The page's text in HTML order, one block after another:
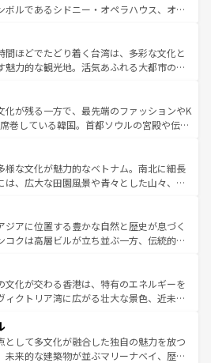
の多様性と豊かな歴史を感じることができ
イルだ。 なお、新着のアメリカ
ツ一覧を参照してほしい。
ラルドグリーンに輝く海をはじめ、豊かな
の心で訪れる人々を迎えてくれるハワイの
ローカルフードやハワイアンミュージッ
ラダンスなど、すべてがハワイの魅力を彩
い。 なお、新着のハワイ情報
覧を参照してほしい。
ボルであるシドニー・オペラハウス、オー
陸中央部にそびえるウルル（エアーズロッ
アの美しい原生林やケアンズの熱帯雨林な
たくさん。また、カフェやワイン、オージ
ビティも充実しており、サーフィンやダイ
ングなど、アウトドア好きにはたまらな
リアの多彩な魅力を存分に味わいつくそ
間ほどでたどり着く台湾は、多彩な文化と
魅力的な観光地。活気あふれる大都市の台
山岳地帯である台湾東部など、都市の喧騒
が共存しており、訪れる人に新しい発見と
てくれる。また、奥深い台湾の食文化も魅
判のスイーツなど、バラエティ豊かな料理
味わえる。 なお、新着の台湾情報は コンテンツ一覧を参
化が残る一方で、最先端のファッションやK
巻している韓国。首都ソウルの宮殿や伝統
延ばせば四季折々の自然美を楽しむことが
、キムチや焼肉、絶品のストリートフード
な韓国料理が待っている。夜には、韓国な
ながら、韓国の多彩な魅力を心ゆくまで味
わってみてほしい。 なお、新着の韓国情報はコンテンツ一
しい。
様な文化が魅力的なベトナム。南北に細長
は、広大な田園風景や青々とした山々、世
に伝統が息づく。ハノイの古い町並みやホ
ランス統治時代の建物も、独特の雰囲気を
。また、バラエティの豊かさとおいしさで
バインミー、ベトナムコーヒーなどは、ぜ
たい。どの地域を訪れてもあたたかい人々
てくれるので、きっと忘れられない旅にな
ジアに位置する豊かな自然と歴史が息づく
コクは高層ビルが立ち並ぶ一方、伝統的な
ている。北部ではチェンマイなどの山岳地
合い、南部ではプーケットやクラビの美し
ート気分を楽しむことができる。タイ料理
一年中温暖で、どの季節にも異なる楽しみ
親しみやすいタイの人々、仏教を中心とし
多様な観光資源が、訪れる旅人を魅了し続
文化が交わる香港は、特有のエネルギーを
ィクトリア湾に広がる壮大な景色、近未来
ても感動するはず。観光スポットが密集し
く見どころを回れるのも魅力。息をのむよ
化的な体験まで、香港を存分に楽しみ尽く
として多文化が融合した独自の魅力を放つ
未来的な建築物が並ぶマリーナベイ、歴史